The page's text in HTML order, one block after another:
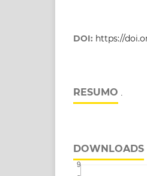
DOI: https://
RESUMO
DOWNLOADS